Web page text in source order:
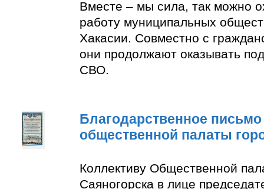
Вместе – мы сила, так можно
работу муниципальных
Хакасии. Совместно с
они продолжают оказывать
СВО.
Благодарственное письмо
общественной палаты
Коллективу Общественной
Саяногорска в лице